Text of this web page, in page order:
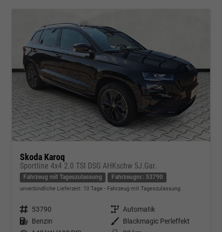
Skoda Karoq
Sportline 4x4 2.0 TSI DSG AHKschw 5J.Gar.
Fahrzeug mit Tageszulassung Fahrzeugnr.: 53790
unverbindliche Lieferzeit: 10 Tage Fahrzeug mit Tageszulassung
Fahrzeugnr. 53790 Getriebe Automatik
Kraftstoff Benzin Außenfarbe Blackmagic Perleffekt